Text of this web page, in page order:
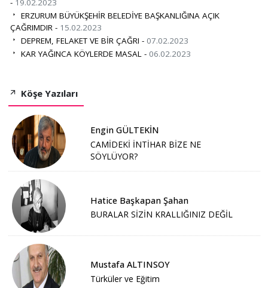
- 19.02.2023
ERZURUM BÜYÜKŞEHİR BELEDİYE BAŞKANLIĞINA AÇIK
ÇAĞRIMDIR - 15.02.2023
DEPREM, FELAKET VE BİR ÇAĞRI - 07.02.2023
KAR YAĞINCA KÖYLERDE MASAL - 06.02.2023
Köşe Yazıları
Engin GÜLTEKİN
CAMİDEKİ İNTİHAR BİZE NE
SÖYLÜYOR?
Hatice Başkapan Şahan
BURALAR SİZİN KRALLIĞINIZ DEĞİL
Mustafa ALTINSOY
Türküler ve Eğitim